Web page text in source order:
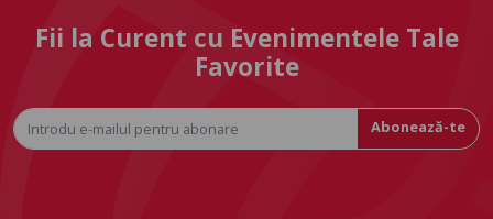
Fii la Curent cu Evenimentele Tale
Favorite
Abonează-te